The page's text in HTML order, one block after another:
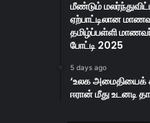
மீண்டும்
ஏற்பாட்டிலான
தமிழ்ப்பள்ளி
போட்டி 2025
5 days ago
‘உலக அமைதியைக்
ஈரான் மீது உடனடி